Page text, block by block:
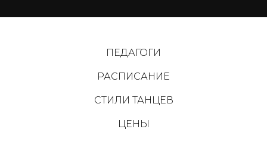
ПЕДАГОГИ
РАСПИСАНИЕ
СТИЛИ ТАНЦЕВ
ЦЕНЫ